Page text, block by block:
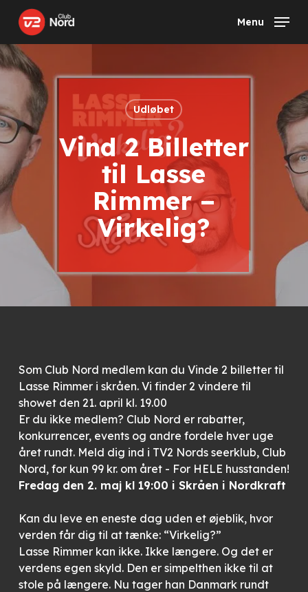
main
content
Menu
Udløbet
Vind 2 Billetter
til Lasse
Rimmer –
Virkelig?
Som Club Nord medlem kan du Vinde 2 billetter til
Lasse Rimmer i skråen. Vi finder 2 vindere til
showet den 21. april kl. 19.00
Er du ikke medlem? Club Nord er rabatter,
konkurrencer, events og andre fordele hver uge
året rundt. Meld dig ind i TV2 Nords seerklub, Club
Nord, for kun 99 kr. om året - For HELE husstanden!
Fredag den 2. maj kl 19:00 i Skråen i Nordkraft
Kan du leve en eneste dag uden et øjeblik, hvor
verden får dig til at tænke: “Virkelig?”
Lasse Rimmerkan ikke. Ikke længere. Og det er
verdens egen skyld. Den er simpelthen ikke til at
stole på længere. Nu tager han Danmark rundt